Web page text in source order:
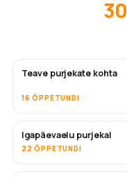
30
Teave purjekate kohta
16 ÕPPETUNDI
Igapäevaelu purjekal
22 ÕPPETUNDI